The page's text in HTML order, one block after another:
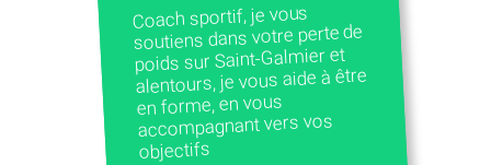
Coach sportif, je vous
soutiens dans votre perte de
poids sur Saint-Galmier et
alentours, je vous aide à être
en forme, en vous
accompagnant vers vos
objectifs